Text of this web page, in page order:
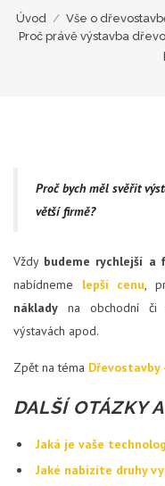
Úvod / Vše o
Proč právě výstavba
Proč bych měl svěřit
větší firmě?
Vždy budeme rychlejší a
nabídneme lepší cenu,
náklady na obchodní či
výstavách apod.
Zpět na téma Dřevostavby
DALŠÍ OTÁZKY
Jaká je vaše
Jaké nabízíte druhy